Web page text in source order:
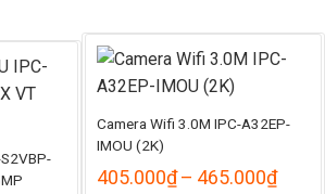
Camera Wifi 3.0M IPC-A32EP-
IMOU (2K)
405.000₫– 465.000₫